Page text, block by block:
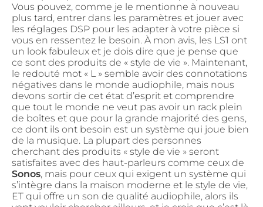
Vous pouvez, comme je le mentionne à nouveau
plus tard, entrer dans les paramètres et jouer avec
les réglages DSP pour les adapter à votre pièce si
vous en ressentez le besoin. À mon avis, les LS1 ont
un look fabuleux et je dois dire que je pense que
ce sont des produits de « style de vie ». Maintenant,
le redouté mot « L » semble avoir des connotations
négatives dans le monde audiophile, mais nous
devons sortir de cet état d’esprit et comprendre
que tout le monde ne veut pas avoir un rack plein
de boîtes et que pour la grande majorité des gens,
ce dont ils ont besoin est un système qui joue bien
de la musique. La plupart des personnes
cherchant des produits « style de vie » seront
satisfaites avec des haut-parleurs comme ceux de
Sonos, mais pour ceux qui exigent un système qui
s’intègre dans la maison moderne et le style de vie,
ET qui offre un son de qualité audiophile, alors ils